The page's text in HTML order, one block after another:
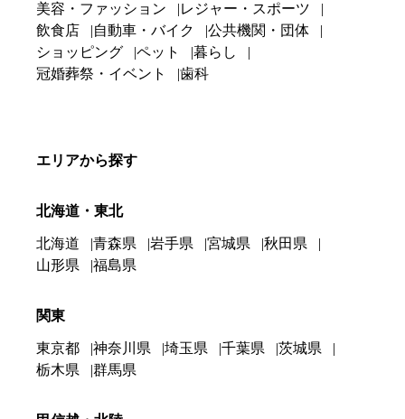
美容・ファッション
レジャー・スポーツ
飲食店
自動車・バイク
公共機関・団体
ショッピング
ペット
暮らし
冠婚葬祭・イベント
歯科
エリアから探す
北海道・東北
北海道 青森県 岩手県 宮城県
秋田県
山形県
福島県
関東
東京都 神奈川県 埼玉県 千葉県
茨城県
栃木県
群馬県